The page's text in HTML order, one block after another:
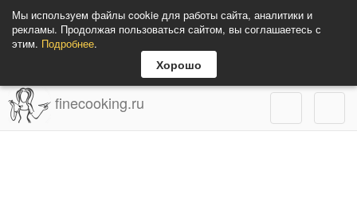
Мы используем файлы cookie для работы сайта, аналитики и
рекламы. Продолжая пользоваться сайтом, вы соглашаетесь с
этим. Подробнее.
Хорошо
finecooking.ru